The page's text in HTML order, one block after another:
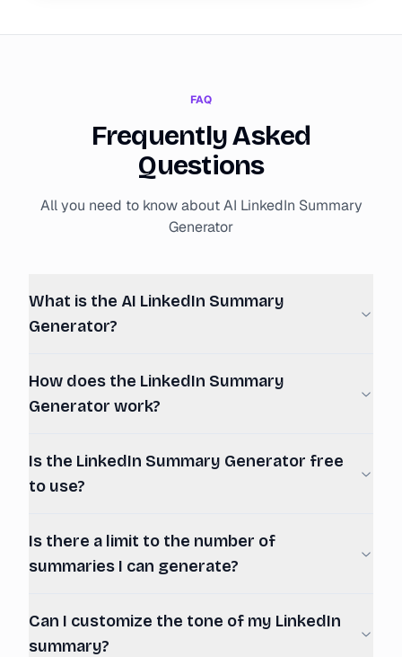
FAQ
Frequently Asked
Questions
All you need to know about AI LinkedIn Summary
Generator
What is the AI LinkedIn Summary
Generator?
How does the LinkedIn Summary
Generator work?
Is the LinkedIn Summary Generator free
to use?
Is there a limit to the number of
summaries I can generate?
Can I customize the tone of my LinkedIn
summary?